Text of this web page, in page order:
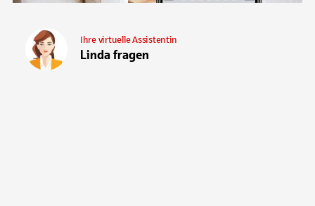
Linda fragen
Ihre virtuelle Assistentin